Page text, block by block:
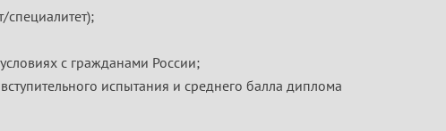
с гражданами России;
испытания и среднего балла диплома